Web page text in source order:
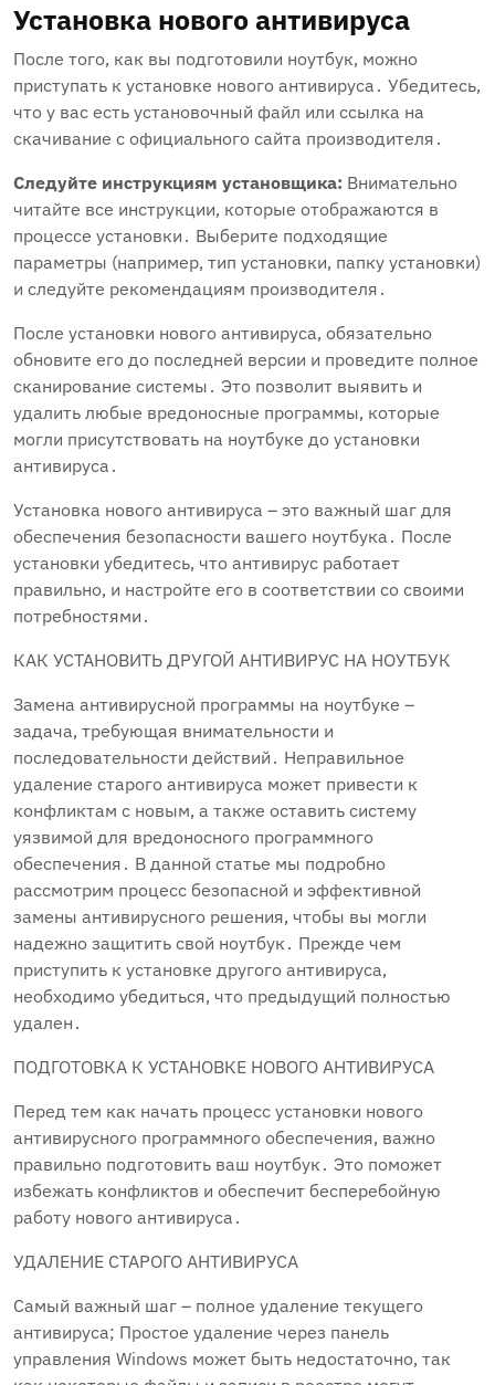
Установка нового антивируса
После того‚ как вы подготовили ноутбук‚ можно
приступать к установке нового антивируса․ Убедитесь‚
что у вас есть установочный файл или ссылка на
скачивание с официального сайта производителя․
Следуйте инструкциям установщика: Внимательно
читайте все инструкции‚ которые отображаются в
процессе установки․ Выберите подходящие
параметры (например‚ тип установки‚ папку установки)
и следуйте рекомендациям производителя․
После установки нового антивируса‚ обязательно
обновите его до последней версии и проведите полное
сканирование системы․ Это позволит выявить и
удалить любые вредоносные программы‚ которые
могли присутствовать на ноутбуке до установки
антивируса․
Установка нового антивируса – это важный шаг для
обеспечения безопасности вашего ноутбука․ После
установки убедитесь‚ что антивирус работает
правильно‚ и настройте его в соответствии со своими
потребностями․
КАК УСТАНОВИТЬ ДРУГОЙ АНТИВИРУС НА НОУТБУК
Замена антивирусной программы на ноутбуке –
задача‚ требующая внимательности и
последовательности действий․ Неправильное
удаление старого антивируса может привести к
конфликтам с новым‚ а также оставить систему
уязвимой для вредоносного программного
обеспечения․ В данной статье мы подробно
рассмотрим процесс безопасной и эффективной
замены антивирусного решения‚ чтобы вы могли
надежно защитить свой ноутбук․ Прежде чем
приступить к установке другого антивируса‚
необходимо убедиться‚ что предыдущий полностью
удален․
ПОДГОТОВКА К УСТАНОВКЕ НОВОГО АНТИВИРУСА
Перед тем как начать процесс установки нового
антивирусного программного обеспечения‚ важно
правильно подготовить ваш ноутбук․ Это поможет
избежать конфликтов и обеспечит бесперебойную
работу нового антивируса․
УДАЛЕНИЕ СТАРОГО АНТИВИРУСА
Самый важный шаг – полное удаление текущего
антивируса; Простое удаление через панель
управления Windows может быть недостаточно‚ так